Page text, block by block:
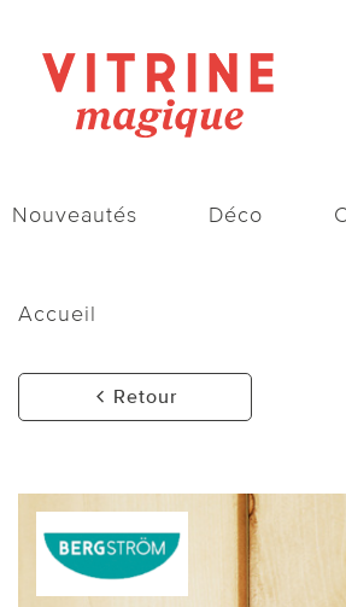
Nouveautés Déco
Accueil
Retour